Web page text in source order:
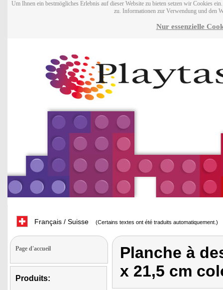
Um Ihnen ein bestmögliches Erlebnis auf dieser Website zu bieten setzen wir Cookies
zu. Informationen zur Verwendung und den
Nur essenzielle
Français / Suisse (Certains textes ont été traduits automatiquement.)
Page d'accueil
Produits:
Planche à
x 21,5 cm